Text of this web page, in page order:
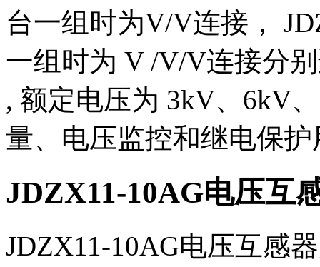
台一组时为V/V连接，
一组时为 V /V/V连接分
, 额定电压为 3kV、6kV
量、电压监控和继电保护
JDZX11-10AG电压互
JDZX11-10AG电压互感